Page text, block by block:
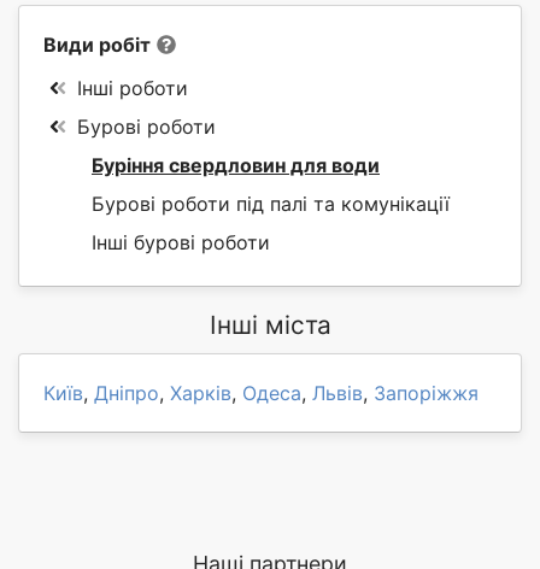
Види робіт
Інші роботи
Бурові роботи
Буріння свердловин для води
Бурові роботи під палі та комунікації
Інші бурові роботи
Інші міста
Київ, Дніпро, Харків, Одеса, Львів, Запоріжжя
Наші партнери